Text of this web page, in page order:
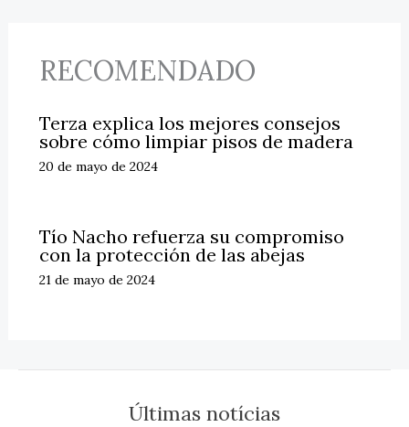
RECOMENDADO
Terza explica los mejores consejos
sobre cómo limpiar pisos de madera
20 de mayo de 2024
Tío Nacho refuerza su compromiso
con la protección de las abejas
21 de mayo de 2024
Últimas notícias